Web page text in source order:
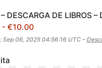
a
DESCARGA DE LIBROS
- €10.00
06, 2025 04:56:16 UTC –